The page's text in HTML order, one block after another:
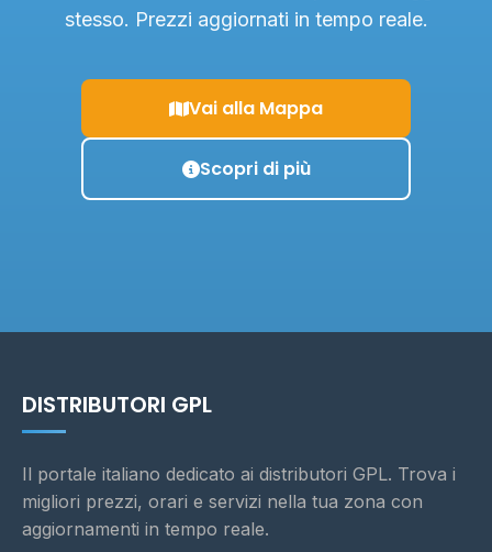
stesso. Prezzi aggiornati in tempo reale.
Vai alla Mappa
Scopri di più
DISTRIBUTORI GPL
Il portale italiano dedicato ai distributori GPL. Trova i
migliori prezzi, orari e servizi nella tua zona con
aggiornamenti in tempo reale.